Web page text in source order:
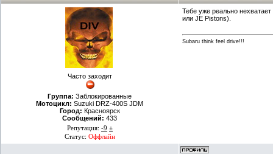
Часто заходит
Группа: Заблокированные
Мотоцикл: Suzuki DRZ-400S JDM
Город: Красноярск
Сообщений: 433
Репутация: -9 ±
Статус: Оффлайн
Тебе уже реально
или JE Pistons).
Subaru think feel drive!!!